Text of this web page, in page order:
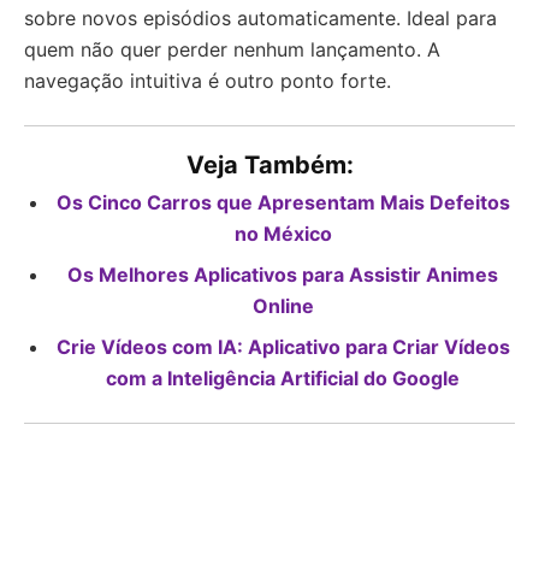
sobre novos episódios automaticamente. Ideal para
quem não quer perder nenhum lançamento. A
navegação intuitiva é outro ponto forte.
Veja Também:
Os Cinco Carros que Apresentam Mais Defeitos
no México
Os Melhores Aplicativos para Assistir Animes
Online
Crie Vídeos com IA: Aplicativo para Criar Vídeos
com a Inteligência Artificial do Google